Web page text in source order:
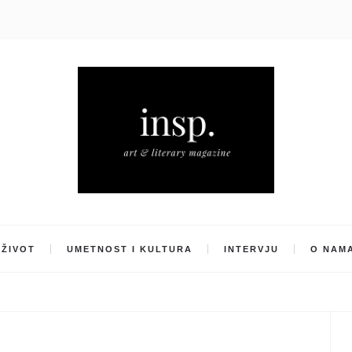
ŽIVOT UMETNOST I KULTURA INTERVJU O